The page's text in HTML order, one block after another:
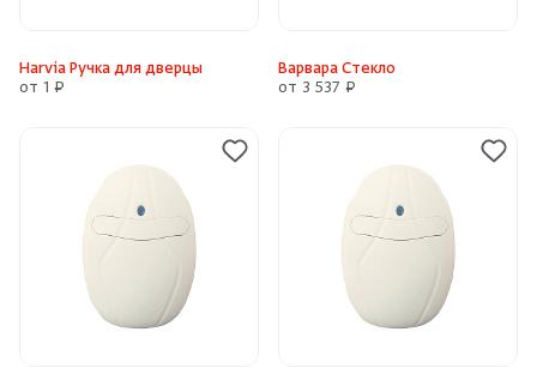
Harvia Ручка для дверцы
от 1 ₽
Варвара Стекло
от 3 537 ₽